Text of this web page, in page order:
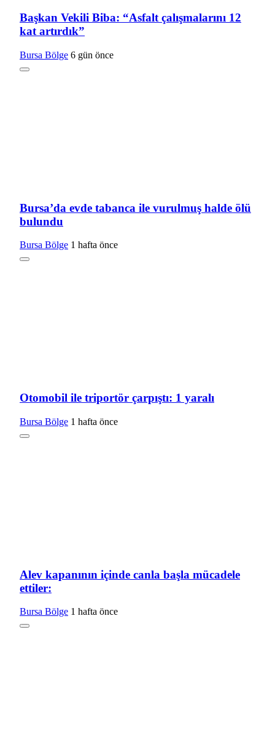
Başkan Vekili Biba: “Asfalt çalışmalarını 12
kat artırdık”
Bursa Bölge 6 gün önce
Bursa’da evde tabanca ile vurulmuş halde ölü
bulundu
Bursa Bölge 1 hafta önce
Otomobil ile triportör çarpıştı: 1 yaralı
Bursa Bölge 1 hafta önce
Alev kapanının içinde canla başla mücadele
ettiler:
Bursa Bölge 1 hafta önce